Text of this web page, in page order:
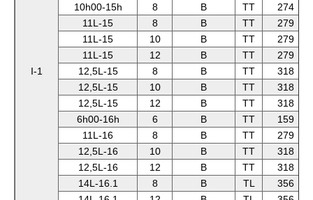
I-1
10h00-15h
8 B TT
274
11L-15
8 B TT
279
11L-15
10 B TT
279
11L-15
12 B TT
279
12,5L-15
8 B TT
318
12,5L-15
10 B TT
318
12,5L-15
12 B TT
318
6h00-16h
6 B TT
159
11L-16
8 B TT
279
12,5L-16
10 B TT
318
12,5L-16
12 B TT
318
14L-16.1
8 B TL
356